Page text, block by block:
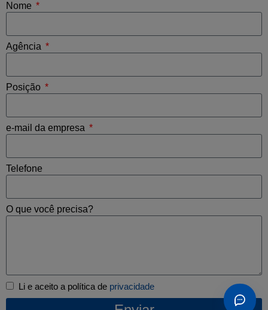
Nome
Agência
Posição
e-mail da empresa
Telefone
O que você precisa?
Li e aceito a política de privacidade